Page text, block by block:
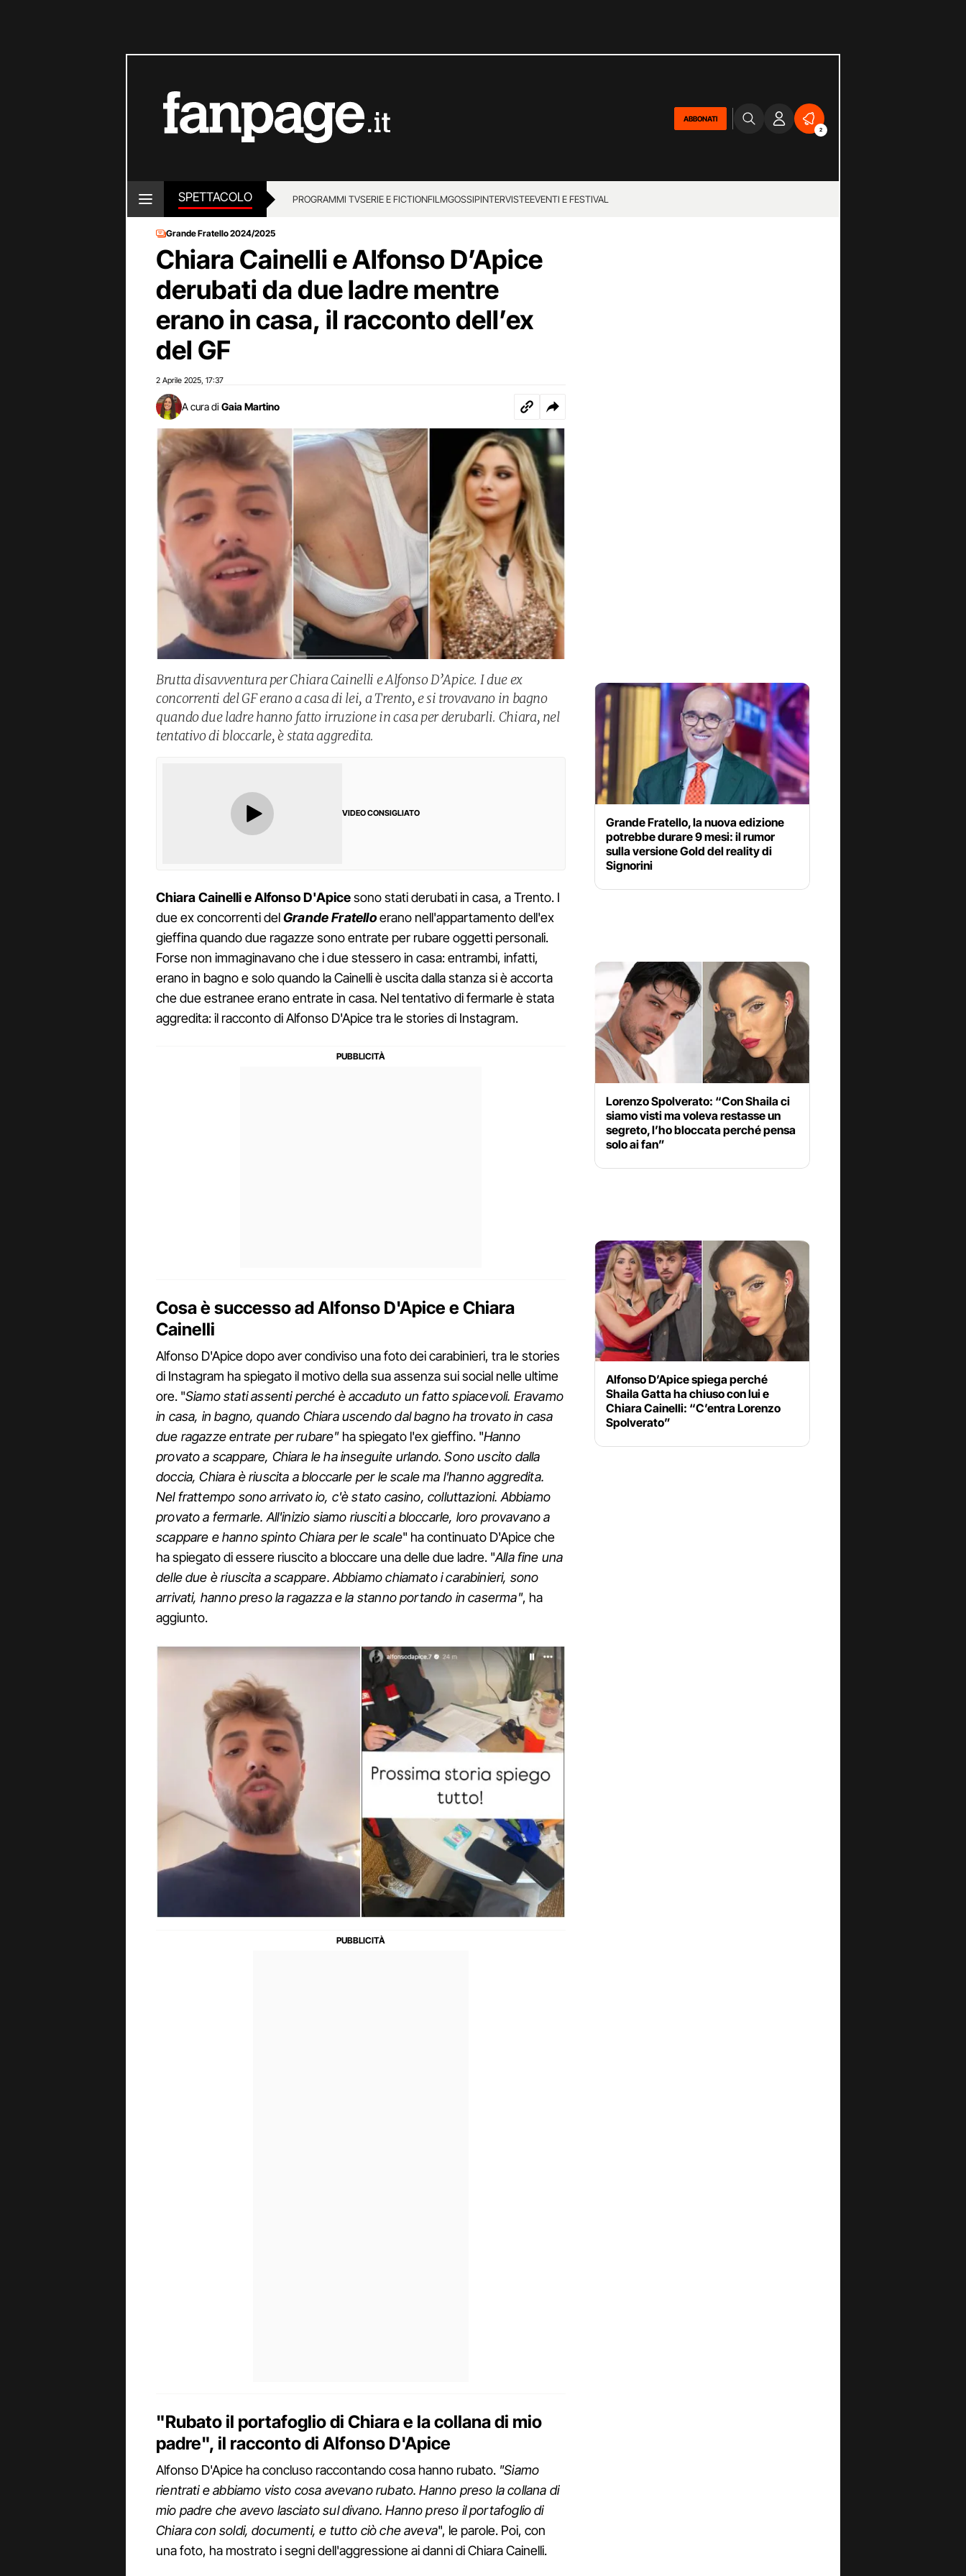
ABBONATI
2
SPETTACOLO PROGRAMMI TVSERIE E FICTIONFILMGOSSIPINTERVISTEEVENTI E FESTIVAL
Grande Fratello 2024/2025
Chiara Cainelli e Alfonso D’Apice
derubati da due ladre mentre
erano in casa, il racconto dell’ex
del GF
2 Aprile 2025 17:37
A cura di Gaia Martino
Brutta disavventura per Chiara Cainelli e Alfonso D’Apice. I due ex
concorrenti del GF erano a casa di lei, a Trento, e si trovavano in bagno
quando due ladre hanno fatto irruzione in casa per derubarli. Chiara, nel
tentativo di bloccarle, è stata aggredita.
VIDEO CONSIGLIATO
Chiara Cainelli e Alfonso D'Apicesono stati derubati in casa, a Trento. I
due ex concorrenti delGrande Fratello erano nell'appartamento dell'ex
gieffina quando due ragazze sono entrate per rubare oggetti personali.
Forse non immaginavano che i due stessero in casa: entrambi, infatti,
erano in bagno e solo quando la Cainelli è uscita dalla stanza si è accorta
che due estranee erano entrate in casa. Nel tentativo di fermarle è stata
aggredita: il racconto di Alfonso D'Apice tra le stories di Instagram.
Cosa è successo ad Alfonso D'Apice e Chiara
Cainelli
Alfonso D'Apice dopo aver condiviso una foto dei carabinieri, tra le stories
di Instagram ha spiegato il motivo della sua assenza sui social nelle ultime
ore. "Siamo stati assenti perché è accaduto un fatto spiacevoli. Eravamo
in casa, in bagno, quando Chiara uscendo dal bagno ha trovato in casa
due ragazze entrate per rubare"ha spiegato l'ex gieffino. "Hanno
provato a scappare, Chiara le ha inseguite urlando. Sono uscito dalla
doccia, Chiara è riuscita a bloccarle per le scale ma l'hanno aggredita.
Nel frattempo sono arrivato io, c'è stato casino, colluttazioni. Abbiamo
provato a fermarle. All'inizio siamo riusciti a bloccarle, loro provavano a
scappare e hanno spinto Chiara per le scale" ha continuato D'Apice che
ha spiegato di essere riuscito a bloccare una delle due ladre. "Alla fine una
delle due è riuscita a scappare. Abbiamo chiamato i carabinieri, sono
arrivati, hanno preso la ragazza e la stanno portando in caserma", ha
aggiunto.
"Rubato il portafoglio di Chiara e la collana di mio
padre", il racconto di Alfonso D'Apice
Alfonso D'Apice ha concluso raccontando cosa hanno rubato. "Siamo
rientrati e abbiamo visto cosa avevano rubato. Hanno preso la collana di
mio padre che avevo lasciato sul divano. Hanno preso il portafoglio di
Chiara con soldi, documenti, e tutto ciò che aveva", le parole. Poi, con
una foto, ha mostrato i segni dell'aggressione ai danni di Chiara Cainelli.
Grande Fratello, la nuova edizione
potrebbe durare 9 mesi: il rumor
sulla versione Gold del reality di
Signorini
Lorenzo Spolverato: “Con Shaila ci
siamo visti ma voleva restasse un
segreto, l’ho bloccata perché pensa
solo ai fan”
Alfonso D’Apice spiega perché
Shaila Gatta ha chiuso con lui e
Chiara Cainelli: “C’entra Lorenzo
Spolverato”